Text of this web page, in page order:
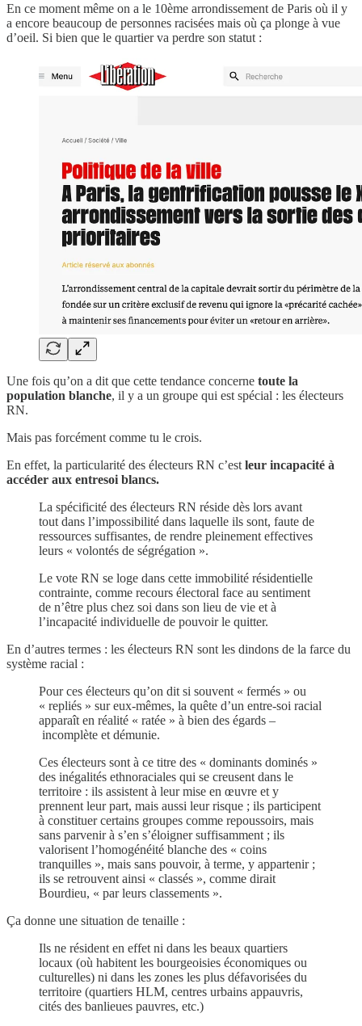
En ce moment même on a le 10ème arrondissement de Paris où il y
a encore beaucoup de personnes racisées mais où ça plonge à vue
d’oeil. Si bien que le quartier va perdre son statut :
Une fois qu’on a dit que cette tendance concerne toute la
population blanche, il y a un groupe qui est spécial : les électeurs
RN.
Mais pas forcément comme tu le crois.
En effet, la particularité des électeurs RN c’est leur incapacité à
accéder aux entresoi blancs.
La spécificité des électeurs RN réside dès lors avant
tout dans l’impossibilité dans laquelle ils sont, faute de
ressources suffisantes, de rendre pleinement effectives
leurs « volontés de ségrégation ».
Le vote RN se loge dans cette immobilité résidentielle
contrainte, comme recours électoral face au sentiment
de n’être plus chez soi dans son lieu de vie et à
l’incapacité individuelle de pouvoir le quitter.
En d’autres termes : les électeurs RN sont les dindons de la farce du
système racial :
Pour ces électeurs qu’on dit si souvent « fermés » ou
« repliés » sur eux-mêmes, la quête d’un entre-soi racial
apparaît en réalité « ratée » à bien des égards –
incomplète et démunie.
Ces électeurs sont à ce titre des « dominants dominés »
des inégalités ethnoraciales qui se creusent dans le
territoire : ils assistent à leur mise en œuvre et y
prennent leur part, mais aussi leur risque ; ils participent
à constituer certains groupes comme repoussoirs, mais
sans parvenir à s’en s’éloigner suffisamment ; ils
valorisent l’homogénéité blanche des « coins
tranquilles », mais sans pouvoir, à terme, y appartenir ;
ils se retrouvent ainsi « classés », comme dirait
Bourdieu, « par leurs classements ».
Ça donne une situation de tenaille :
Ils ne résident en effet ni dans les beaux quartiers
locaux (où habitent les bourgeoisies économiques ou
culturelles) ni dans les zones les plus défavorisées du
territoire (quartiers HLM, centres urbains appauvris,
cités des banlieues pauvres, etc.)